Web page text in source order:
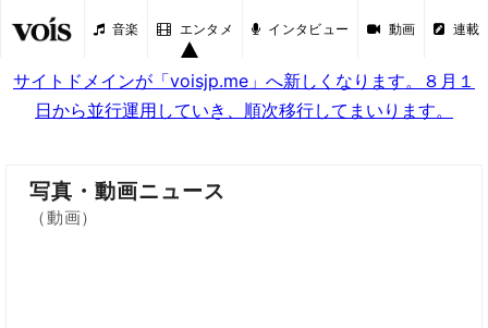
音楽 エンタメ インタビュー 動画 連載
サイトドメインが「voisjp.me」へ新しくなります。８月１
日から並行運用していき、順次移行してまいります。
写真・動画ニュース
（動画）